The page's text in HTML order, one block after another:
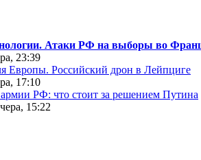
Атаки РФ на выборы во
23:39
Европы. Российский дрон в Лейпциге
17:10
РФ: что стоит за решением Путина
15:22